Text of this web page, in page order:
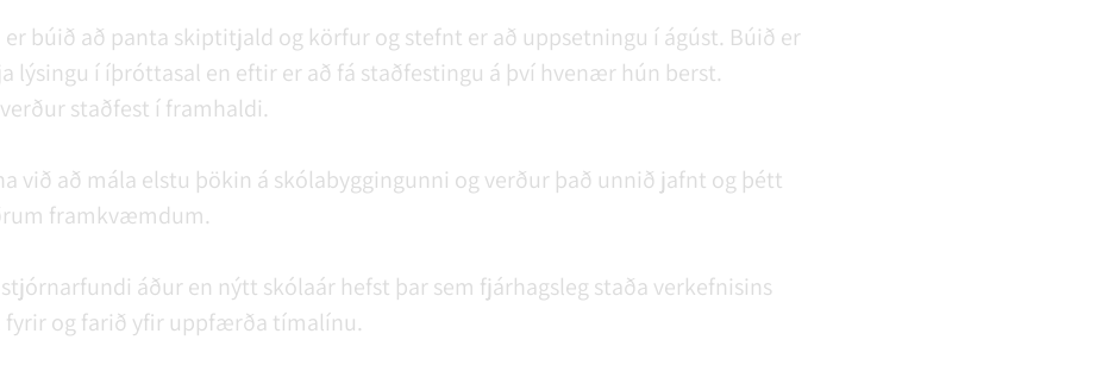
búið að panta skiptitjald og körfur og stefnt er að uppsetningu í ágúst. Búið er
lýsingu í íþróttasal en eftir er að fá staðfestingu á því hvenær hún berst.
staðfest í framhaldi.
við að mála elstu þökin á skólabyggingunni og verður það unnið jafnt og þétt
framkvæmdum.
áður en nýtt skólaár hefst þar sem fjárhagsleg staða verkefnisins
fyrir og farið yfir uppfærða tímalínu.